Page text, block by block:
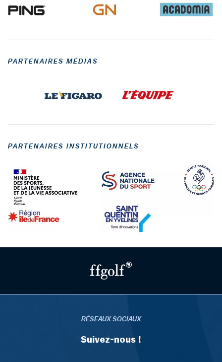
PARTENAIRES MÉDIAS
PARTENAIRES INSTITUTIONNELS
RÉSEAUX SOCIAUX
Suivez-nous !